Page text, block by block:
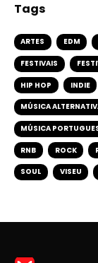
Tags
ARTES EDM
FESTIVAIS
HIP HOP INDIE
MÚSICA
MÚSICA
RNB ROCK
SOUL VISEU